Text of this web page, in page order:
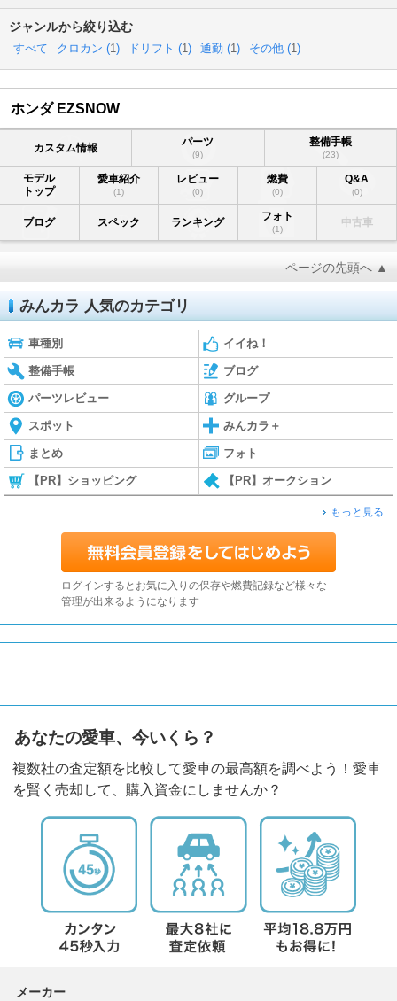
ジャンルから絞り込む
すべて クロカン (1) ドリフト (1) 通勤 (1) その他 (1)
ホンダ EZSNOW
カスタム情報 パーツ
(9)
整備手帳
(23)
モデル
トップ
愛車紹介
(1)
レビュー
(0)
燃費
(0)
Q&A
(0)
ブログ スペック ランキング フォト
(1)
中古車
ページの先頭へ ▲
みんカラ 人気のカテゴリ
車種別 イイね！
整備手帳 ブログ
パーツレビュー グループ
スポット みんカラ＋
まとめ フォト
【PR】ショッピング 【PR】オークション
もっと見る
ログインするとお気に入りの保存や燃費記録など様々な
管理が出来るようになります
あなたの愛車、今いくら？
複数社の査定額を比較して愛車の最高額を調べよう！愛車
を賢く売却して、購入資金にしませんか？
メーカー